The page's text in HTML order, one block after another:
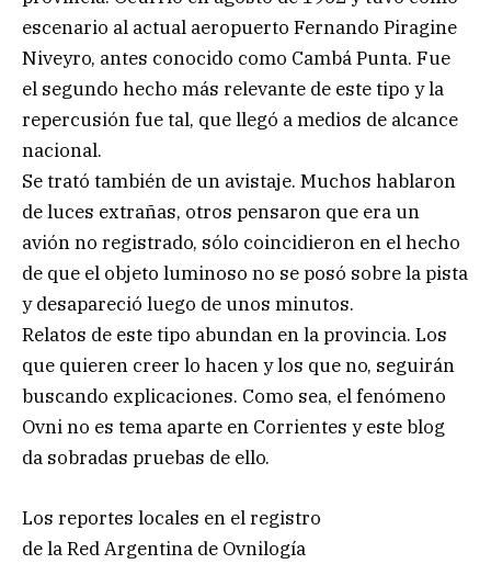
escenario al actual aeropuerto Fernando Piragine
Niveyro, antes conocido como Cambá Punta. Fue
el segundo hecho más relevante de este tipo y la
repercusión fue tal, que llegó a medios de alcance
nacional.
Se trató también de un avistaje. Muchos hablaron
de luces extrañas, otros pensaron que era un
avión no registrado, sólo coincidieron en el hecho
de que el objeto luminoso no se posó sobre la pista
y desapareció luego de unos minutos.
Relatos de este tipo abundan en la provincia. Los
que quieren creer lo hacen y los que no, seguirán
buscando explicaciones. Como sea, el fenómeno
Ovni no es tema aparte en Corrientes y este blog
da sobradas pruebas de ello.
Los reportes locales en el registro
de la Red Argentina de Ovnilogía